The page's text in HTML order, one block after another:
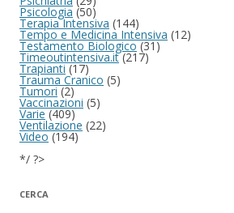
Psicologia (50)
Terapia Intensiva (144)
Tempo e Medicina Intensiva (12)
Testamento Biologico(31)
Timeoutintensiva.it(217)
Trapianti(17)
Trauma Cranico (5)
Tumori(2)
Vaccinazioni (5)
Varie(409)
Ventilazione (22)
Video(194)
*/ ?>
CERCA